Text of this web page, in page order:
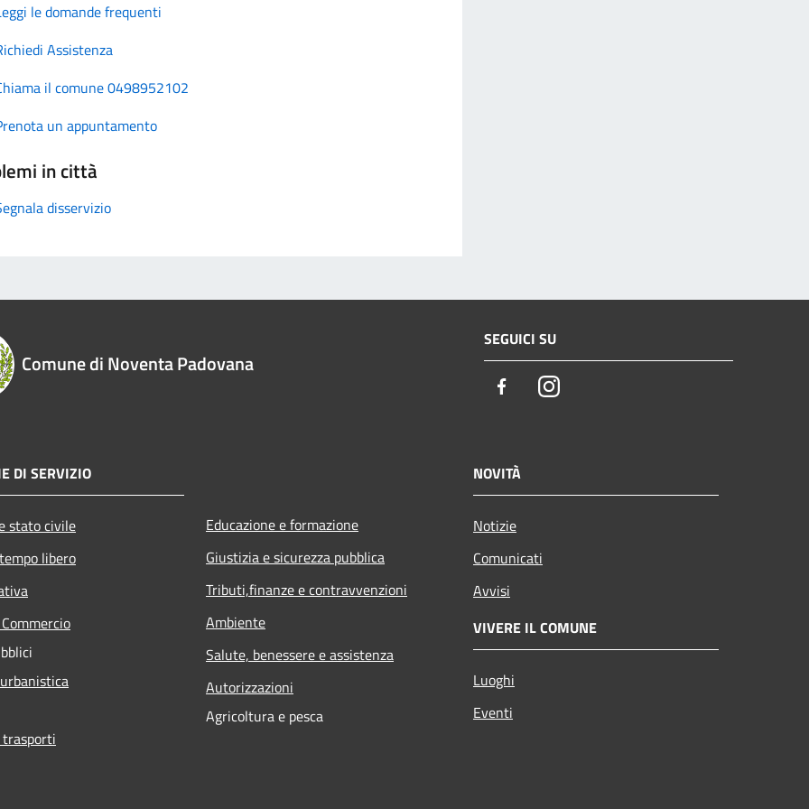
le domande frequenti
Assistenza
il comune 0498952102
un appuntamento
in città
disservizio
Comune di Noventa Padovana
SEGUICI SU
FacebookInstagram
DI SERVIZIO
stato civile
libero
Educazione e formazione
Giustizia e sicurezza pubblica
Tributi,finanze e contravvenzioni
Ambiente
Salute, benessere e assistenza
Autorizzazioni
Agricoltura e pesca
NOVITÀ
Notizie
Comunicati
Avvisi
VIVERE IL COMUNE
Luoghi
Eventi